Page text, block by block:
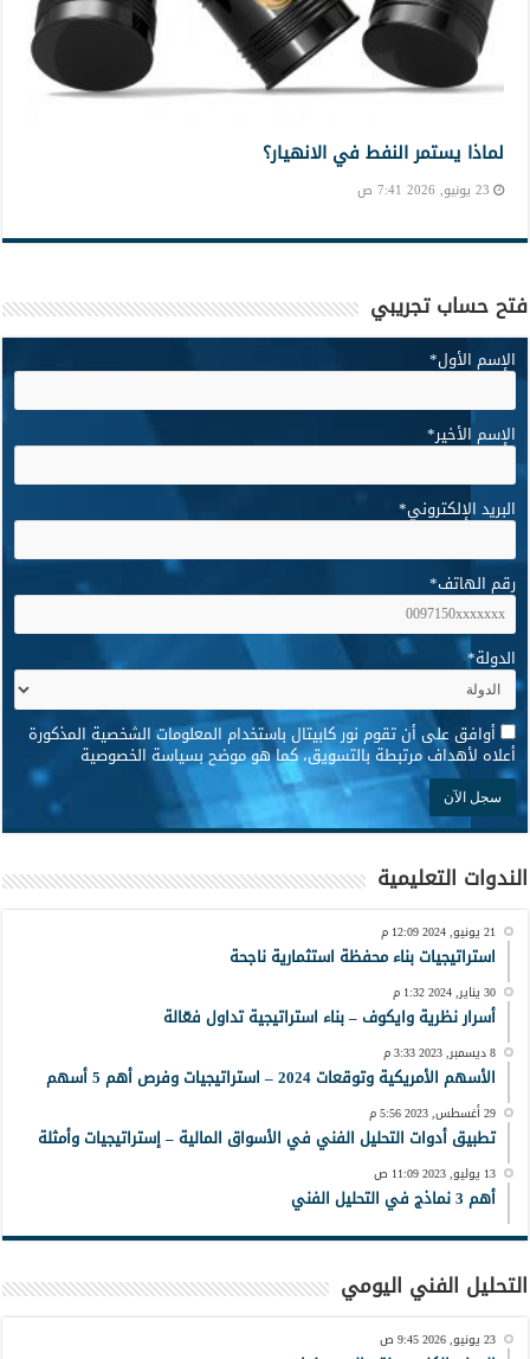
لماذا يستمر النفط في الانهيار؟
23 يونيو, 2026 7:41 ص
فتح حساب تجريبي
الإسم الأول*
الإسم الأخير*
البريد الإلكتروني*
رقم الهاتف*
الدولة*
* أوافق على أن تقوم نور كابيتال باستخدام المعلومات الشخصية المذكورة
أعلاه لأهداف مرتبطة بالتسويق، كما هو موضح بسياسة الخصوصية
الندوات التعليمية
21 يونيو, 2024 12:09 م
استراتيجيات بناء محفظة استثمارية ناجحة
30 يناير, 2024 1:32 م
أسرار نظرية وايكوف – بناء استراتيجية تداول فعّالة
8 ديسمبر, 2023 3:33 م
الأسهم الأمريكية وتوقعات 2024 – استراتيجيات وفرص أهم 5 أسهم
29 أغسطس, 2023 5:56 م
تطبيق أدوات التحليل الفني في الأسواق المالية – إستراتيجيات وأمثلة
13 يوليو, 2023 11:09 ص
أهم 3 نماذج في التحليل الفني
التحليل الفني اليومي
23 يونيو, 2026 9:45 ص